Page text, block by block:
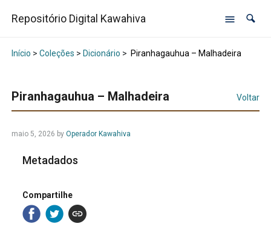
Repositório Digital Kawahiva
Início > Coleções > Dicionário > Piranhagauhua – Malhadeira
Piranhagauhua – Malhadeira Voltar
maio 5, 2026 by Operador Kawahiva
Metadados
Compartilhe